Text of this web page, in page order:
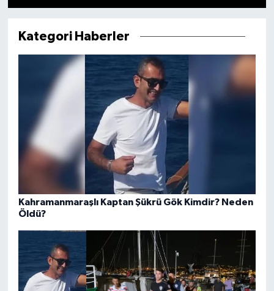
Kategori Haberler
Kahramanmaraşlı Kaptan Şükrü Gök Kimdir? Neden
Öldü?